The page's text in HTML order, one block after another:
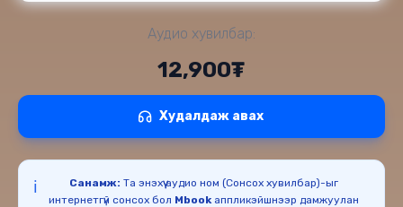
Аудио хувилбар:
12,900₮
Худалдаж авах
ℹ️ Санамж: Та энэхүү аудио ном (Сонсох хувилбар)-ыг
интернетгүй сонсох бол Mbookаппликэйшнээр дамжуулан